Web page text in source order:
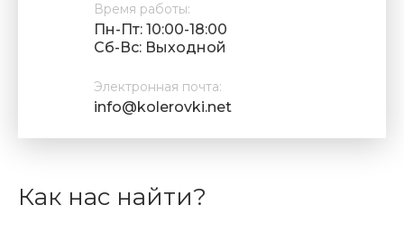
Время работы:
Пн-Пт: 10:00-18:00
Cб-Вс: Выходной
Электронная почта:
info@kolerovki.net
Как нас найти?